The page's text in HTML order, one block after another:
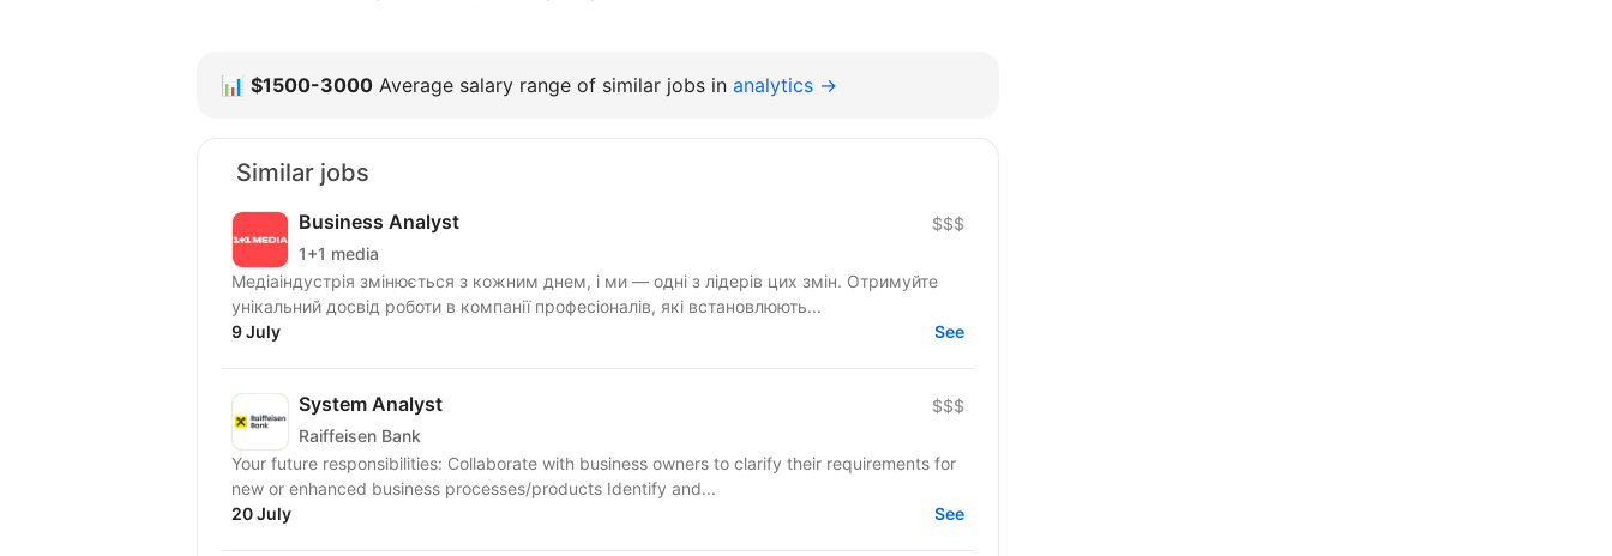
📊 $1500-3000 Average salary range of similar jobs in analytics →
Similar jobs
Business Analyst
1+1 media
$$$
Медіаіндустрія змінюється з кожним днем, і ми — одні з лідерів цих змін. Отримуйте
унікальний досвід роботи в компанії професіоналів, які встановлюють...
9 July
See
System Analyst
Raiffeisen Bank
$$$
Your future responsibilities: Collaborate with business owners to clarify their requirements for
new or enhanced business processes/products Identify and...
20 July
See